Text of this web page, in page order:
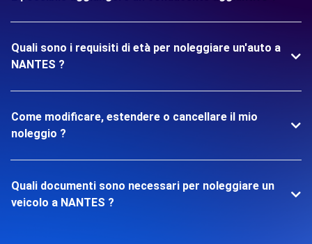
Quali sono i requisiti di età per noleggiare un'auto a
NANTES ?
Come modificare, estendere o cancellare il mio
noleggio ?
Quali documenti sono necessari per noleggiare un
veicolo a NANTES ?